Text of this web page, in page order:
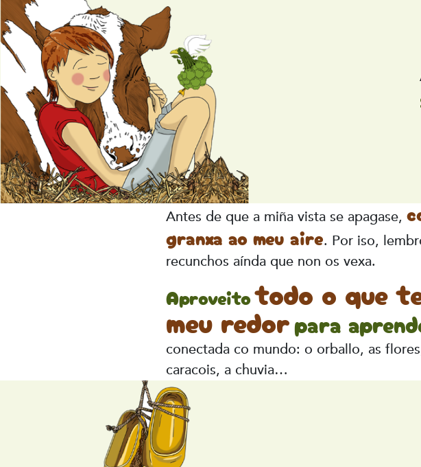
Antes de que a miña vista se apagase,
granxa ao meu aire. Por iso,
recunchos aínda que non os vexa.
Aproveitotodo o que
meu redorpara
conectada co mundo: o orballo, as
caracois, a chuvia…